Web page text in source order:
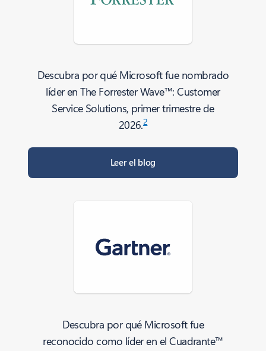
Descubra por qué Microsoft fue nombrado
líder en The Forrester Wave™: Customer
Service Solutions, primer trimestre de
2026.2
Leer el blog
Descubra por qué Microsoft fue
reconocido como líder en el Cuadrante™